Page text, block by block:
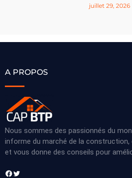
juillet 29, 2026
A PROPOS
Nous sommes des passionnés du
informe du marché de la construction,
et vous donne des conseils pour
Facebook Twitter